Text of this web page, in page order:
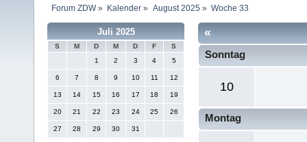
Forum ZDW» Kalender » August 2025 » Woche 33
Juli 2025
S M D M D F
S
1
2 3 4 5
6 7 8 9 10 11 12
13 14 15 16 17 18 19
20 21 22 23 24 25 26
27 28 29 30 31
«
Sonntag
10
Montag